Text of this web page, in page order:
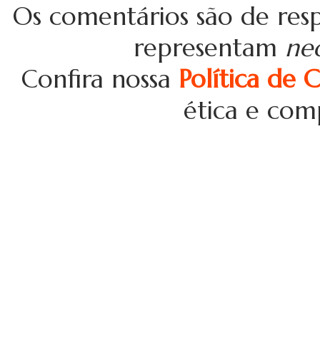
Os comentários são de
representam
Confira nossa Política de
ética e